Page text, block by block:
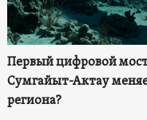
Первый цифровой
Сумгайыт-Актау
региона?